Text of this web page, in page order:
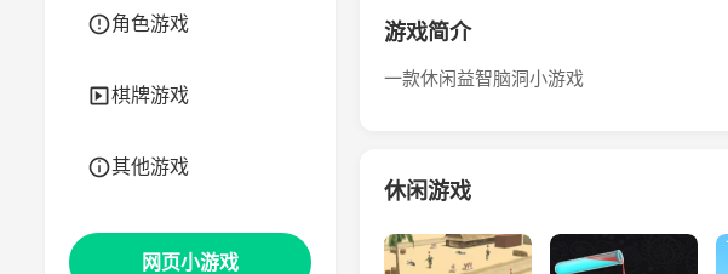
角色游戏
棋牌游戏
其他游戏
网页小游戏
游戏简介
一款休闲益智脑洞小游戏
休闲游戏